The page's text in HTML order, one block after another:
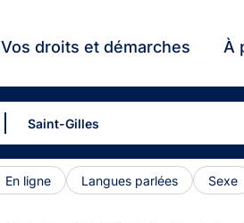
Vos droits et démarches À
En ligne Langues parlées Sexe